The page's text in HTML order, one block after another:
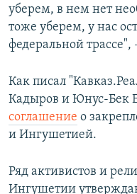
уберем, в нем нет
тоже уберем, у нас
федеральной
Как писал
Кадыров и Юнус-Бек
соглашение о
и Ингушетией.
Ряд активистов и
Ингушетии